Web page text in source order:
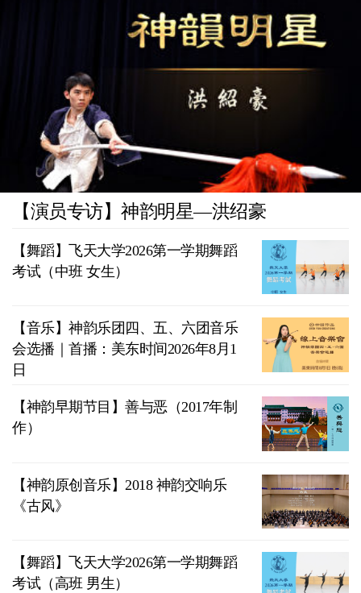
【演员专访】神韵明星—洪绍豪
【舞蹈】飞天大学2026第一学期舞蹈
考试（中班 女生）
【音乐】神韵乐团四、五、六团音乐
会选播｜首播：美东时间2026年8月1
日
【神韵早期节目】善与恶（2017年制
作）
【神韵原创音乐】2018 神韵交响乐
《古风》
【舞蹈】飞天大学2026第一学期舞蹈
考试（高班 男生）